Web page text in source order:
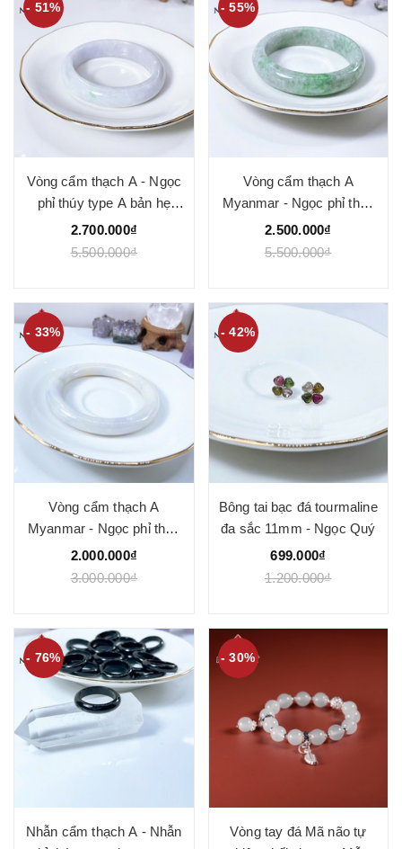
- 51%
Vòng cẩm thạch A - Ngọc
phỉ thúy type A bản hẹ
bạch ngọc phớt tím nhạt
điểm bông lý gân trắng ni
2.700.000₫
5.500.000₫
- 55%
Vòng cẩm thạch A
Myanmar - Ngọc phỉ thúy
type A bản hẹ xanh táo táo
điểm lý ni 58 mm - Ngoc
2.500.000₫
5.500.000₫
- 33%
Vòng cẩm thạch A
Myanmar - Ngọc phỉ thúy
type A bản tròn và hẹ màu
thu hương - Ngoc Quý
2.000.000₫
3.000.000₫
- 42%
Bông tai bạc đá tourmaline
đa sắc 11mm - Ngọc Quý
699.000₫
1.200.000₫
- 76%
Nhẫn cẩm thạch A - Nhẫn
- 30%
Vòng tay đá Mã não tự